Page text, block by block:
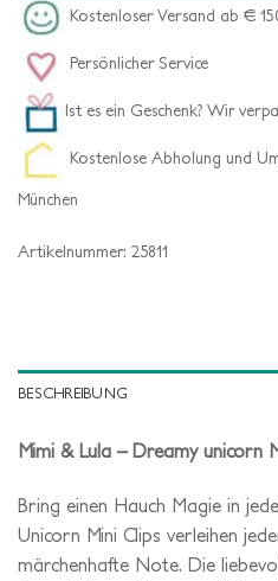
Kostenloser Versand ab €
Persönlicher Service
Ist es ein Geschenk? Wir
Kostenlose Abholung und
München
Artikelnummer: 25811
BESCHREIBUNG
Mimi & Lula – Dreamy unicorn
Bring einen Hauch Magie in
Unicorn Mini Clips verleihen
märchenhafte Note. Die